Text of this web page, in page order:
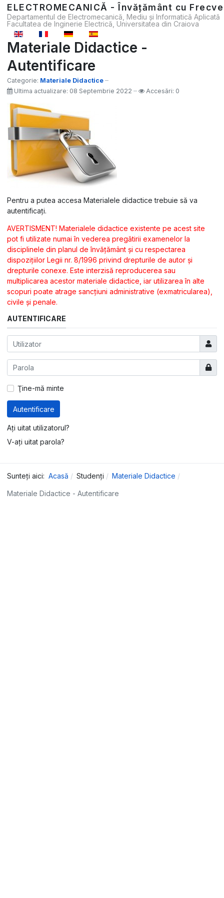
ELECTROMECANICĂ - Învățământ cu
Departamentul de Electromecanică, Mediu și Informatică Aplicată
Facultatea de Inginerie Electrică, Universitatea din Craiova
Selectați limba dvs
Materiale Didactice -
Autentificare
Categorie: Materiale Didactice
Ultima actualizare: 08 Septembrie 2022
Accesări: 0
Pentru a putea accesa Materialele didactice trebuie să va
autentificați.
AVERTISMENT! Materialele didactice existente pe acest site
pot fi utilizate numai în vederea pregătirii examenelor la
disciplinele din planul de învăţământ şi cu respectarea
dispoziţiilor Legii nr. 8/1996 privind drepturile de autor şi
drepturile conexe. Este interzisă reproducerea sau
multiplicarea acestor materiale didactice, iar utilizarea în alte
scopuri poate atrage sancţiuni administrative (exmatricularea),
civile şi penale.
AUTENTIFICARE
Arată
Ţine-mă minte
Autentificare
Ați uitat utilizatorul?
V-ați uitat parola?
Sunteți aici: Acasă Studenți Materiale Didactice
Materiale Didactice - Autentificare